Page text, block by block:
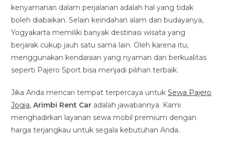
kenyamanan dalam perjalanan adalah hal yang tidak
boleh diabaikan. Selain keindahan alam dan budayanya,
Yogyakarta memiliki banyak destinasi wisata yang
berjarak cukup jauh satu sama lain. Oleh karena itu,
menggunakan kendaraan yang nyaman dan berkualitas
seperti Pajero Sport bisa menjadi pilihan terbaik.
Jika Anda mencari tempat terpercaya untukSewa Pajero
Jogja,Arimbi Rent Car adalah jawabannya. Kami
menghadirkan layanan sewa mobil premium dengan
harga terjangkau untuk segala kebutuhan Anda.